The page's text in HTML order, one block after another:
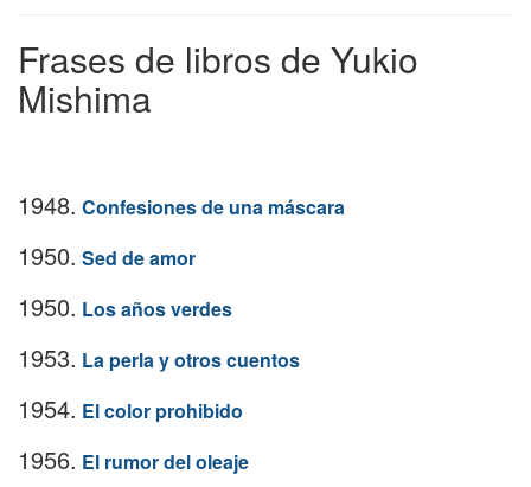
Frases de libros de Yukio
Mishima
1948. Confesiones de una máscara
1950. Sed de amor
1950. Los años verdes
1953. La perla y otros cuentos
1954. El color prohibido
1956. El rumor del oleaje